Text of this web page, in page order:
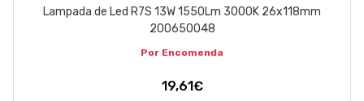
Lampada de Led R7S 13W 1550Lm 3000K 26x118mm
200650048
Por Encomenda
19,61€